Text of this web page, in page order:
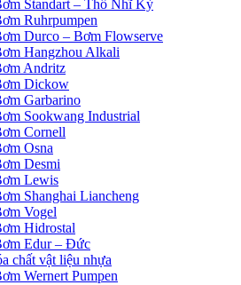
Standart – Thổ Nhĩ Kỳ
Ruhrpumpen
Durco – Bơm Flowserve
Hangzhou Alkali
Andritz
Dickow
Garbarino
Sookwang Industrial
Cornell
Osna
Desmi
Lewis
Shanghai Liancheng
Vogel
Hidrostal
Edur – Đức
chất vật liệu nhựa
Wernert Pumpen